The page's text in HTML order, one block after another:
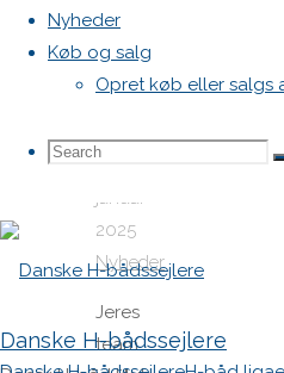
Nyheder
Køb og salg
Opret køb eller salgs
Search
Search
Danske H-bådssejlere
Middelfart
januar
2025
Nyheder
Jeres
team